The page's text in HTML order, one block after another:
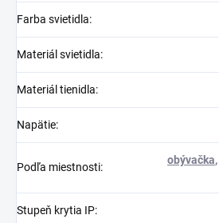
Farba svietidla:
Materiál svietidla:
Materiál tienidla:
Napätie:
Podľa miestnosti:
obývačka,
Stupeň krytia IP: